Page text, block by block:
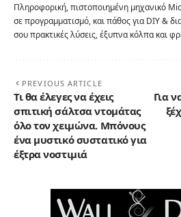
Πληροφορική, πιστοποιημένη μηχανικό
σε προγραμματισμό, και πάθος για DIY &
σου πρακτικές λύσεις, έξυπνα κόλπα και
PREVIOUS ARTICLE
Τι θα έλεγες να έχεις
σπιτική σάλτσα ντομάτας
όλο τον χειμώνα. Μπόνους
ένα μυστικό συστατικό για
έξτρα νοστιμιά
Για